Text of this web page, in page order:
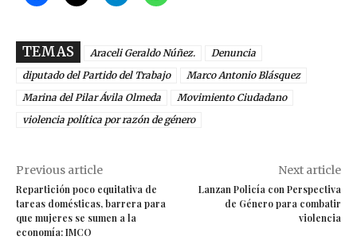
TEMAS Araceli Geraldo Núñez.
Denuncia
diputado del Partido del Trabajo
Marco Antonio Blásquez
Marina del Pilar Ávila Olmeda
Movimiento Ciudadano
violencia política por razón de género
Previous article
Repartición poco equitativa de
tareas domésticas, barrera para
que mujeres se sumen a la
economía: IMCO
Next article
Lanzan Policía con Perspectiva
de Género para combatir
violencia